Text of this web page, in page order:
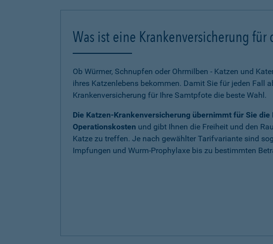
Was ist eine Krankenversicherung für
Ob Würmer, Schnupfen oder Ohrmilben - Katzen und
ihres Katzenlebens bekommen. Damit Sie für jeden Fall
Krankenversicherung für Ihre Samtpfote die beste Wahl.
Die Katzen-Krankenversicherung übernimmt für Sie
Operationskosten und gibt Ihnen die Freiheit und den
Katze zu treffen. Je nach gewählter Tarifvariante sind
Impfungen und Wurm-Prophylaxe bis zu bestimmten